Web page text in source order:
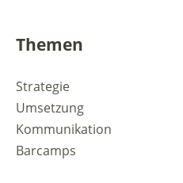
Themen
Strategie
Umsetzung
Kommunikation
Barcamps